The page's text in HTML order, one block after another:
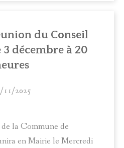
du Conseil
décembre à 20
11/2025
la Commune de
en Mairie le Mercredi